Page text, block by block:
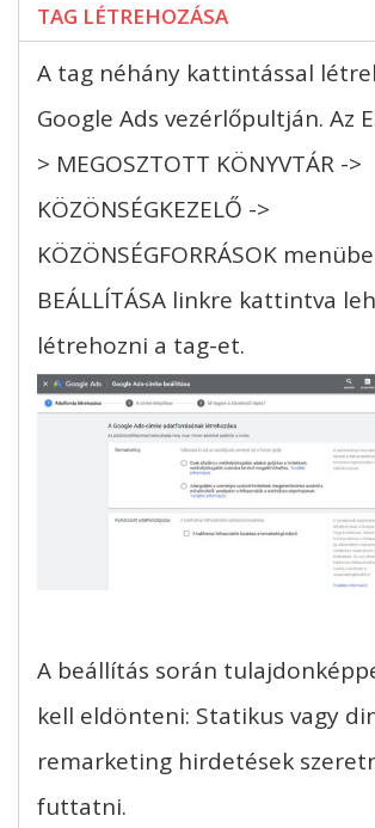
TAG LÉTREHOZÁSA
A tag néhány kattintással
Google Ads vezérlőpultján. Az
> MEGOSZTOTT KÖNYVTÁR ->
KÖZÖNSÉGKEZELŐ ->
KÖZÖNSÉGFORRÁSOK
BEÁLLÍTÁSA linkre kattintva
létrehozni a tag-et.
A beállítás során
kell eldönteni: Statikus vagy
remarketing hirdetések
futtatni.